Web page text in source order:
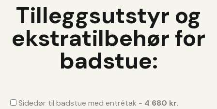
Tilleggsutstyr og
ekstratilbehør for
badstue:
Sidedør til badstue med entrétak - 4 680 kr.